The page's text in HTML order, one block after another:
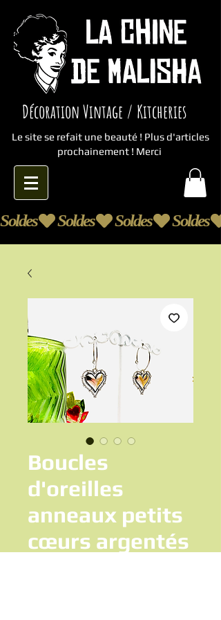
Décoration Vintage / Kitcheries
Le site se refait une beauté ! Plus d'articles
prochainement ! Merci
Soldes
Boucles
d'oreilles
anneaux petits
cœurs argentés